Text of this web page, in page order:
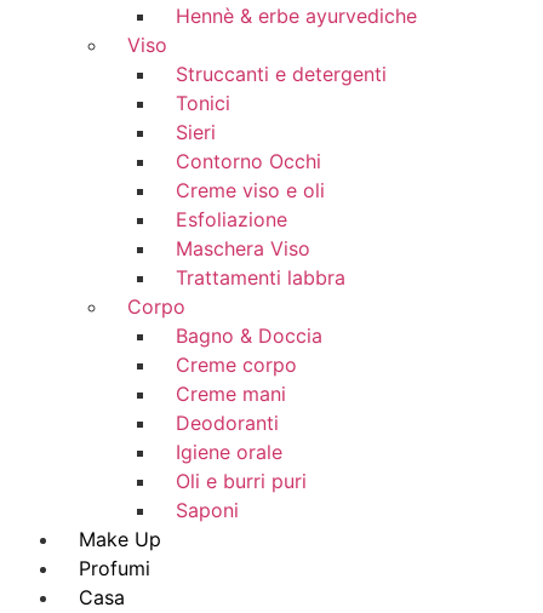
Hennè & erbe ayurvediche
Viso
Struccanti e detergenti
Tonici
Sieri
Contorno Occhi
Creme viso e oli
Esfoliazione
Maschera Viso
Trattamenti labbra
Corpo
Bagno & Doccia
Creme corpo
Creme mani
Deodoranti
Igiene orale
Oli e burri puri
Saponi
Make Up
Profumi
Casa